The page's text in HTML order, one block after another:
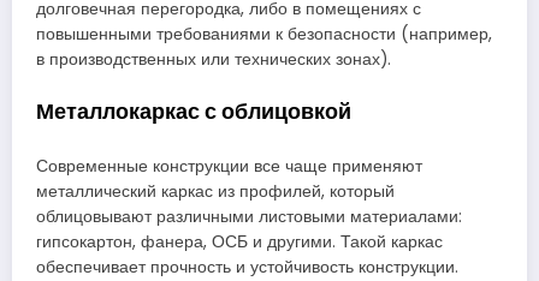
долговечная перегородка, либо в помещениях с
повышенными требованиями к безопасности (например,
в производственных или технических зонах).
Металлокаркас с облицовкой
Современные конструкции все чаще применяют
металлический каркас из профилей, который
облицовывают различными листовыми материалами:
гипсокартон, фанера, ОСБ и другими. Такой каркас
обеспечивает прочность и устойчивость конструкции.